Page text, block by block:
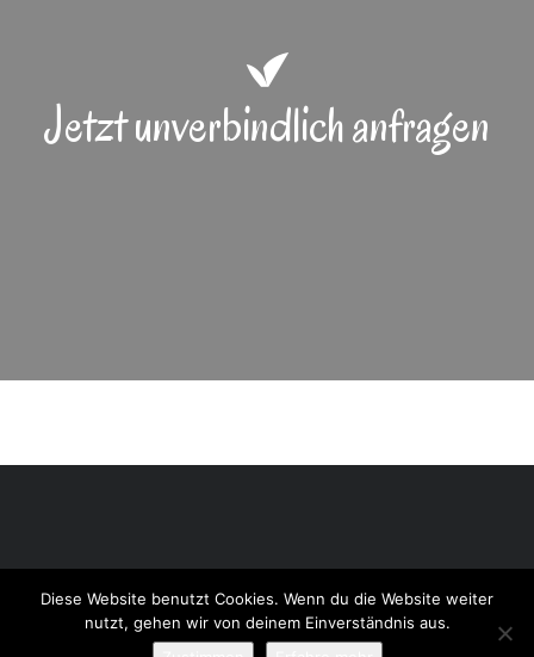
Jetzt unverbindlich anfragen
© 2017 Therapiewerkstatt Aspach
Diese Website benutzt Cookies. Wenn du die Website weiter
nutzt, gehen wir von deinem Einverständnis aus.